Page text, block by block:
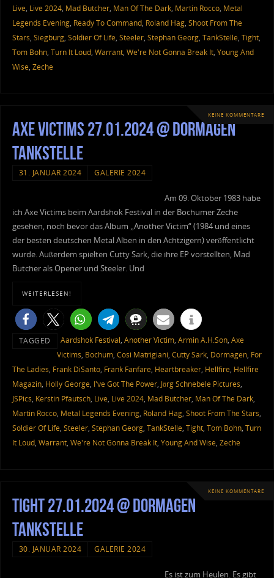
Live, Live 2024, Mad Butcher, Man Of The Dark, Martin Rocco, Metal
Legends Evening, Ready To Command, Roland Hag, Shoot From The
Stars, Siegburg, Soldier Of Life, Steeler, Stephan Georg, TankStelle, Tight,
Tom Bohn, Turn It Loud, Warrant, We're Not Gonna Break It, Young And
Wise, Zeche
KEINE KOMMENTARE
Axe Victims 27.01.2024 @ Dormagen
Tankstelle
31. JANUAR 2024 GALERIE 2024
Am 09. Oktober 1983 habe
ich Axe Victims beim Aardshok Festival in der Bochumer Zeche
gesehen, noch bevor das Album „Another Victim“ (1984 und eines
der besten deutschen Metal Alben in den Achtzigern) veröffentlicht
wurde. Außerdem spielten Cutty Sark, die ihre EP vorstellten, Mad
Butcher als Opener und Steeler. Und
WEITERLESEN!
TAGGED Aardshok Festival, Another Victim, Armin A.H.Son, Axe
Victims, Bochum, Cosi Matrigiani, Cutty Sark, Dormagen, For
The Ladies, Frank DiSanto, Frank Fanfare, Heartbreaker, Hellfire, Hellfire
Magazin, Holly George, I've Got The Power, Jörg Schnebele Pictures,
JSPics, Kerstin Pfautsch, Live, Live 2024, Mad Butcher, Man Of The Dark,
Martin Rocco, Metal Legends Evening, Roland Hag, Shoot From The Stars,
Soldier Of Life, Steeler, Stephan Georg, TankStelle, Tight, Tom Bohn, Turn
It Loud, Warrant, We're Not Gonna Break It, Young And Wise, Zeche
KEINE KOMMENTARE
Tight 27.01.2024 @ Dormagen
Tankstelle
30. JANUAR 2024 GALERIE 2024
Es ist zum Heulen. Es gibt